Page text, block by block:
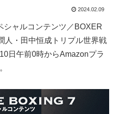
2024.02.09
シャルコンテンツ／BOXER
人・田中恒成トリプル世界戦
日午前0時からAmazonプラ